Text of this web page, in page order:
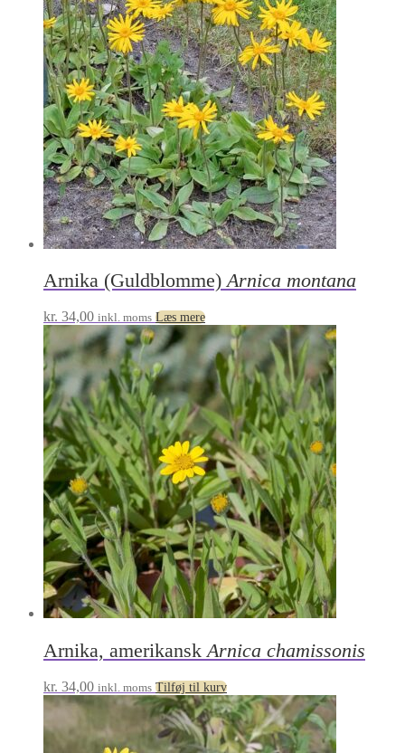
Arnika (Guldblomme)Arnica montana
kr. 34,00 inkl. moms Læs mere
Arnika, amerikansk Arnica chamissonis
kr. 34,00 inkl. moms Tilføj til kurv